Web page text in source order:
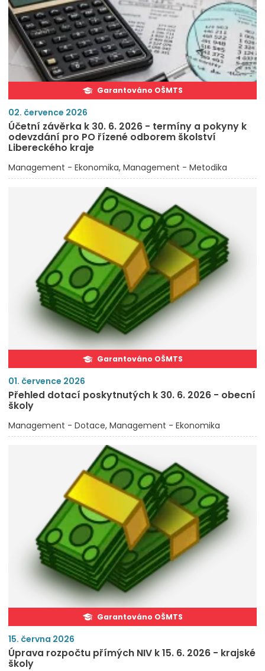
Garantováno OŠMTS
02. července 2026
Účetní závěrka k 30. 6. 2026 - termíny a pokyny k
odevzdání pro PO řízené odborem školství
Libereckého kraje
Management - Ekonomika Management - Metodika
Garantováno OŠMTS
01. července 2026
Přehled dotací poskytnutých k 30. 6. 2026 - obecní
školy
Management - Dotace Management - Ekonomika
Garantováno OŠMTS
15. června 2026
Úprava rozpočtu přímých NIV k 15. 6. 2026 - krajské
školy